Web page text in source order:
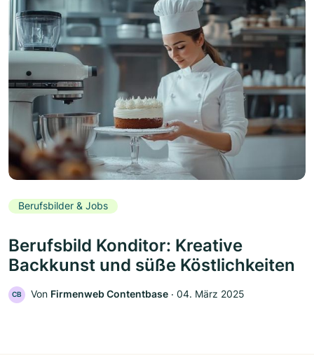
Berufsbilder & Jobs
Berufsbild Konditor: Kreative
Backkunst und süße Köstlichkeiten
CB Von Firmenweb Contentbase ‧ 04. März 2025